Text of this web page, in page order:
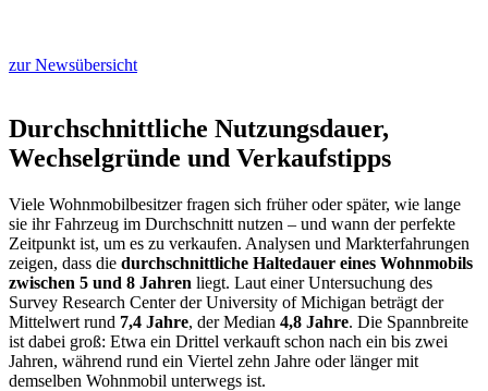
zur Newsübersicht
Durchschnittliche Nutzungsdauer,
Wechselgründe und Verkaufstipps
Viele Wohnmobilbesitzer fragen sich früher oder später, wie lange
sie ihr Fahrzeug im Durchschnitt nutzen – und wann der perfekte
Zeitpunkt ist, um es zu verkaufen. Analysen und Markterfahrungen
zeigen, dass die durchschnittliche Haltedauer eines Wohnmobils
zwischen 5 und 8 Jahren liegt. Laut einer Untersuchung des
Survey Research Center der University of Michigan beträgt der
Mittelwert rund 7,4 Jahre, der Median 4,8 Jahre. Die Spannbreite
ist dabei groß: Etwa ein Drittel verkauft schon nach ein bis zwei
Jahren, während rund ein Viertel zehn Jahre oder länger mit
demselben Wohnmobil unterwegs ist.